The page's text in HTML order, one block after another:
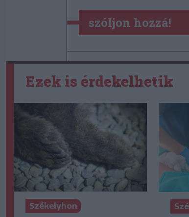
szóljon hozzá!
Ezek is érdekelhetik
Székelyhon